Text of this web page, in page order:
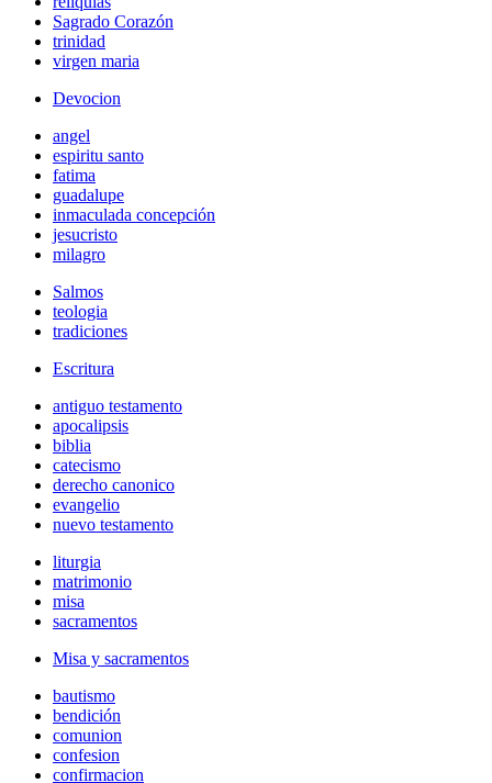
Sagrado Corazón
trinidad
virgen maria
Devocion
angel
espiritu santo
fatima
guadalupe
inmaculada concepción
jesucristo
milagro
Salmos
teologia
tradiciones
Escritura
antiguo testamento
apocalipsis
biblia
catecismo
derecho canonico
evangelio
nuevo testamento
liturgia
matrimonio
misa
sacramentos
Misa y sacramentos
bautismo
bendición
comunion
confesion
confirmacion